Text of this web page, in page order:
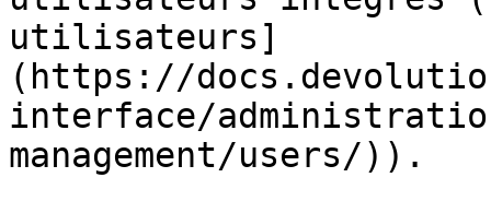
utilisateurs]
(https://
interface/
management/users/)).